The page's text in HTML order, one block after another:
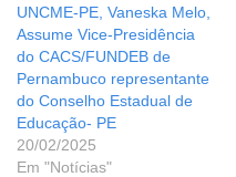
UNCME-PE, Vaneska Melo,
Assume Vice-Presidência
do CACS/FUNDEB de
Pernambuco representante
do Conselho Estadual de
Educação- PE
20/02/2025
Em "Notícias"